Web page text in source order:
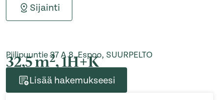
Sijainti
Piilipuuntie 27 A 8, Espoo, SUURPELTO
32,5 m2, 1H+K
Lisää hakemukseesi